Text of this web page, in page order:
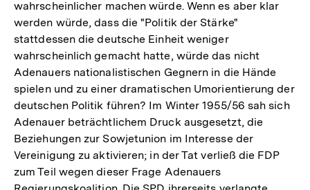
wahrscheinlicher machen würde. Wenn es aber klar
werden würde, dass die "Politik der Stärke"
stattdessen die deutsche Einheit weniger
wahrscheinlich gemacht hatte, würde das nicht
Adenauers nationalistischen Gegnern in die Hände
spielen und zu einer dramatischen Umorientierung der
deutschen Politik führen? Im Winter 1955/56 sah sich
Adenauer beträchtlichem Druck ausgesetzt, die
Beziehungen zur Sowjetunion im Interesse der
Vereinigung zu aktivieren; in der Tat verließ die FDP
zum Teil wegen dieser Frage Adenauers